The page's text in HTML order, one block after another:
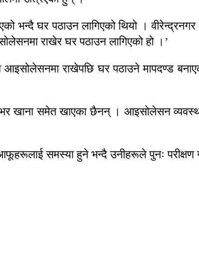
भन्दै घर पठाउन लागिएको थियो ।
राखेर घर पठाउन लागिएको हो ।’
राखेपछि घर पठाउने मापदण्ड
खाना समेत खाएका छैनन् । आइसोलेसन
समस्या हुने भन्दै उनीहरूले पुनः परीक्षण